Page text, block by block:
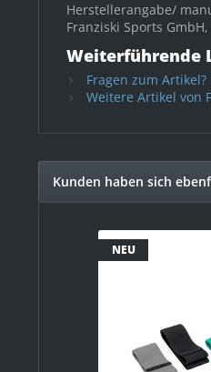
Herstellerangabe/
Franziski Sports
Weiterführende
Fragen zum Artikel?
Weitere Artikel von
Kunden haben sich
NEU